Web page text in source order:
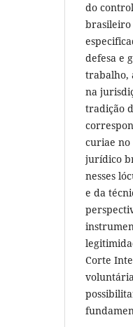
do
brasileiro
defesa e
trabalho,
na
tradição
curiae no
jurídico
nesses
e da
Corte